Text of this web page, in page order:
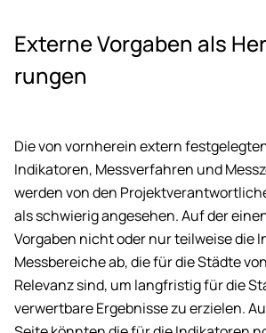
Ex­ter­ne Vor­ga­ben als
run­gen
Die von vornherein extern
Indikatoren, Messverfahren und
werden von den
als schwierig angesehen. Auf der
Vorgaben nicht oder nur teilweise die
Messbereiche ab, die für die Städte
Relevanz sind, um langfristig für die
verwertbare Ergebnisse zu erzielen.